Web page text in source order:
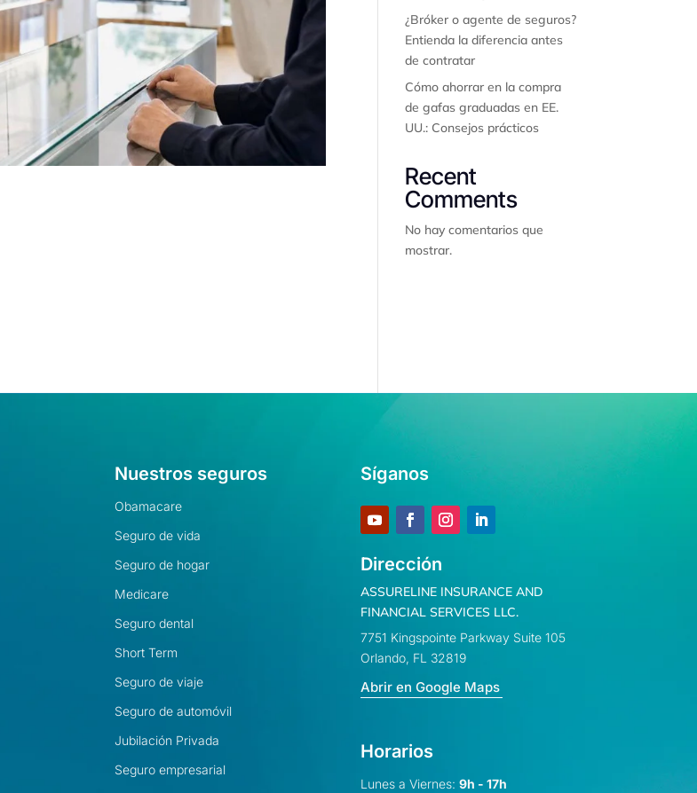
¿Bróker o agente de seguros?
Entienda la diferencia antes
de contratar
Cómo ahorrar en la compra
de gafas graduadas en EE.
UU.: Consejos prácticos
Recent
Comments
No hay comentarios que
mostrar.
Nuestros seguros
Obamacare
Seguro de vida
Seguro de hogar
Medicare
Seguro dental
Short Term
Seguro de viaje
Seguro de automóvil
Jubilación Privada
Seguro empresarial
Síganos
Dirección
ASSURELINE INSURANCE AND
FINANCIAL SERVICES LLC.
7751 Kingspointe Parkway Suite 105
Orlando, FL 32819
Abrir en Google Maps
Horarios
Lunes a Viernes: 9h - 17h